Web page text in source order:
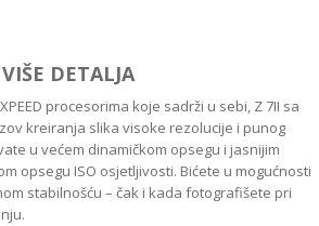
DETALJA
procesorima koje sadrži u sebi, Z 7II sa
kreiranja slika visoke rezolucije i punog
u većem dinamičkom opsegu i jasnijim
opsegu ISO osjetljivosti. Bićete u mogućnosti
stabilnošću – čak i kada fotografišete pri